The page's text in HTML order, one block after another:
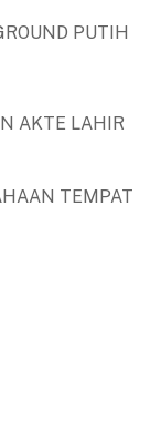
PUTIH
AKTE LAHIR
TEMPAT